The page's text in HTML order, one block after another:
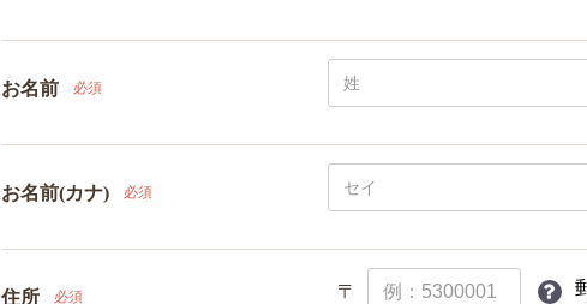
お名前 必須
お名前(カナ) 必須
住所 必須 〒